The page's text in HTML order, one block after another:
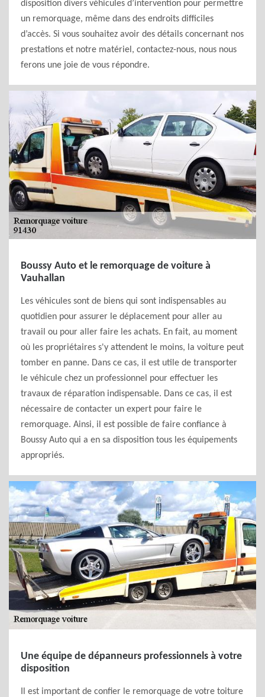
disposition divers véhicules d’intervention pour permettre
un remorquage, même dans des endroits difficiles
d’accès. Si vous souhaitez avoir des détails concernant nos
prestations et notre matériel, contactez-nous, nous nous
ferons une joie de vous répondre.
Boussy Auto et le remorquage de voiture à
Vauhallan
Les véhicules sont de biens qui sont indispensables au
quotidien pour assurer le déplacement pour aller au
travail ou pour aller faire les achats. En fait, au moment
où les propriétaires s'y attendent le moins, la voiture peut
tomber en panne. Dans ce cas, il est utile de transporter
le véhicule chez un professionnel pour effectuer les
travaux de réparation indispensable. Dans ce cas, il est
nécessaire de contacter un expert pour faire le
remorquage. Ainsi, il est possible de faire confiance à
Boussy Auto qui a en sa disposition tous les équipements
appropriés.
Une équipe de dépanneurs professionnels à votre
disposition
Il est important de confier le remorquage de votre toiture